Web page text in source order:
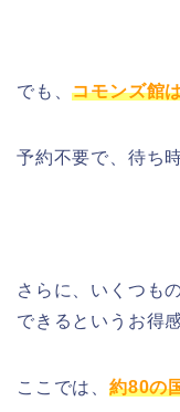
でも、コモンズ館
予約不要で、待ち
さらに、いくつも
できるというお得
ここでは、 約80の